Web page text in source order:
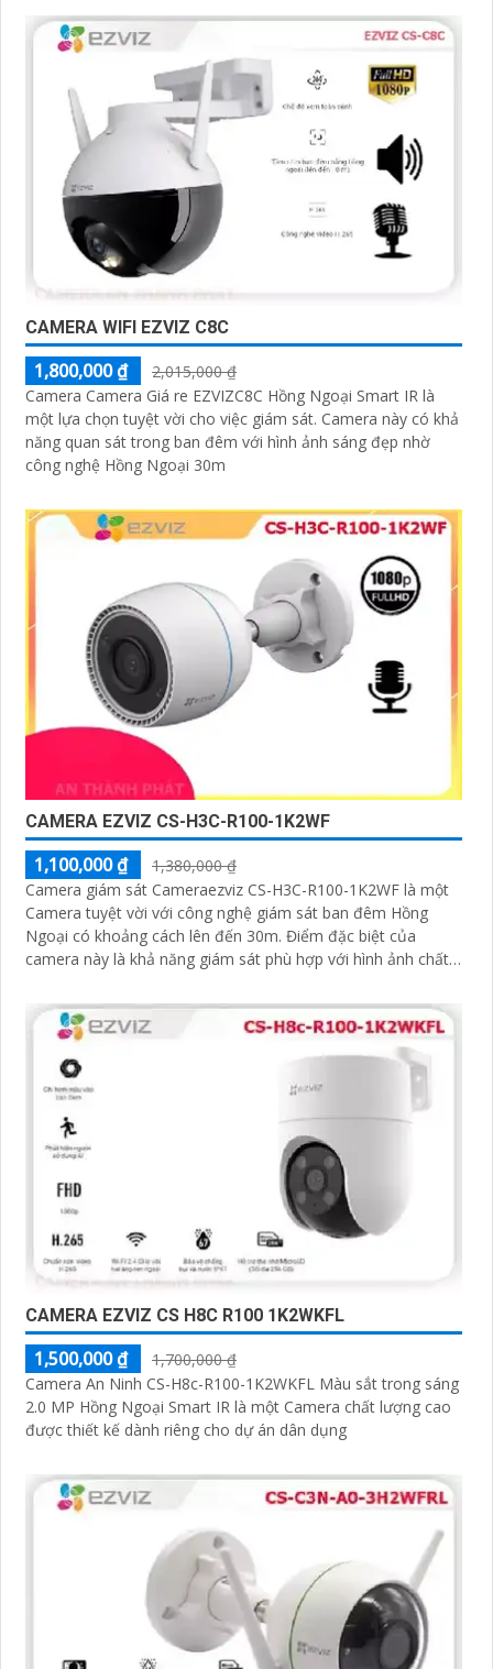
CAMERA WIFI EZVIZ C8C
1,800,000 ₫
2,015,000 ₫
Camera Camera Giá re EZVIZC8C Hồng Ngoại Smart IR là
một lựa chọn tuyệt vời cho việc giám sát. Camera này có khả
năng quan sát trong ban đêm với hình ảnh sáng đẹp nhờ
công nghệ Hồng Ngoại 30m
CAMERA EZVIZ CS-H3C-R100-1K2WF
1,100,000 ₫
1,380,000 ₫
Camera giám sát Cameraezviz CS-H3C-R100-1K2WF là một
Camera tuyệt vời với công nghệ giám sát ban đêm Hồng
Ngoại có khoảng cách lên đến 30m. Điểm đặc biệt của
camera này là khả năng giám sát phù hợp với hình ảnh chất
CAMERA EZVIZ CS H8C R100 1K2WKFL
1,500,000 ₫
1,700,000 ₫
Camera An Ninh CS-H8c-R100-1K2WKFL Màu sắt trong sáng
2.0 MP Hồng Ngoại Smart IR là một Camera chất lượng cao
được thiết kế dành riêng cho dự án dân dụng